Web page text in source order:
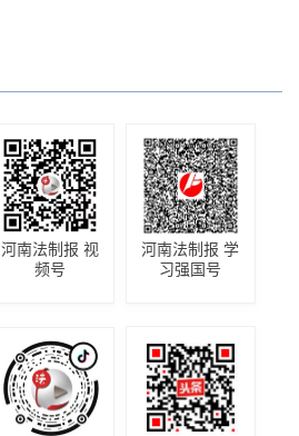
河南法制报 视
频号
河南法制报 学
习强国号